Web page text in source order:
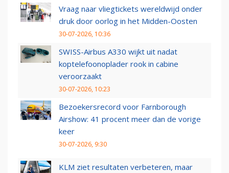
Vraag naar vliegtickets wereldwijd onder
druk door oorlog in het Midden-Oosten
30-07-2026, 10:36
SWISS-Airbus A330 wijkt uit nadat
koptelefoonoplader rook in cabine
veroorzaakt
30-07-2026, 10:23
Bezoekersrecord voor Farnborough
Airshow: 41 procent meer dan de vorige
keer
30-07-2026, 9:30
KLM ziet resultaten verbeteren, maar